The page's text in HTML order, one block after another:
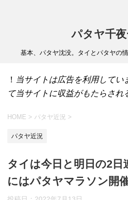
パタヤ千
基本、パタヤ沈没。タイとパタヤの
！ 当サイトは広告を利用してい
て当サイトに収益がもたらされ
HOME > パタヤ近況 >
パタヤ近況
タイは今日と明日の2日
にはパタヤマラソン開